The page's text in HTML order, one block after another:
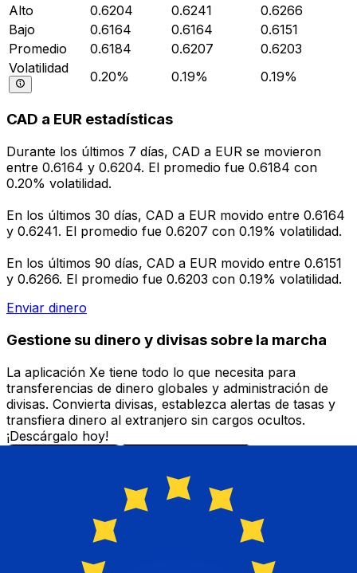
Alto
0.6204 0.6241
0.6266
Bajo
0.6164 0.6164
0.6151
Promedio
0.6184 0.6207
0.6203
Volatilidad
0.20% 0.19% 0.19%
CAD a EUR estadísticas
Durante los últimos 7 días, CAD a EUR se movieron
entre 0.6164 y 0.6204. El promedio fue 0.6184 con
0.20% volatilidad.
En los últimos 30 días, CAD a EUR movido entre 0.6164
y 0.6241. El promedio fue 0.6207 con 0.19% volatilidad.
En los últimos 90 días, CAD a EUR movido entre 0.6151
y 0.6266. El promedio fue 0.6203 con 0.19% volatilidad.
Enviar dinero
Gestione su dinero y divisas sobre la marcha
La aplicación Xe tiene todo lo que necesita para
transferencias de dinero globales y administración de
divisas. Convierta divisas, establezca alertas de tasas y
transfiera dinero al extranjero sin cargos ocultos.
¡Descárgalo hoy!